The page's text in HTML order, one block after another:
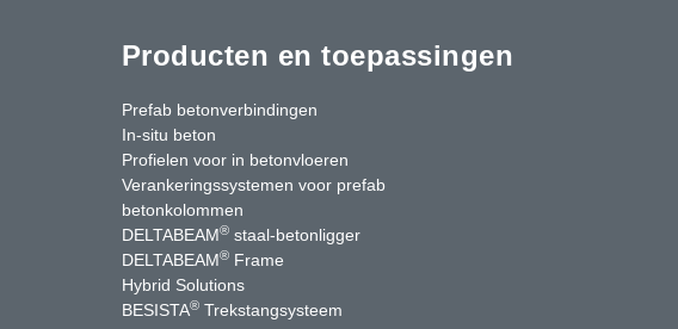
Producten en toepassingen
Prefab betonverbindingen
In-situ beton
Profielen voor in betonvloeren
Verankeringssystemen voor prefab
betonkolommen
DELTABEAM® staal-betonligger
DELTABEAM® Frame
Hybrid Solutions
BESISTA® Trekstangsysteem